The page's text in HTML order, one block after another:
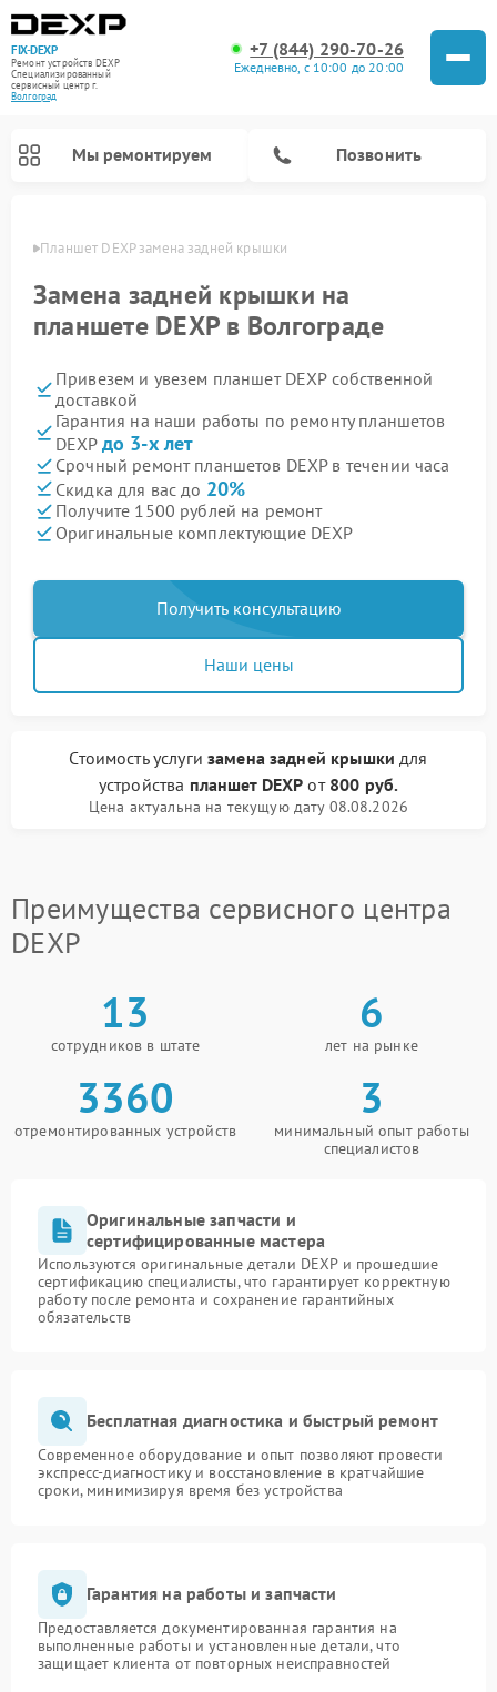
FIX-DEXP
Ремонт устройств DEXP
Специализированный
cервисный центр г.
Волгоград
+7 (844) 290-70-26
Ежедневно, с 10:00 до 20:00
Мы ремонтируем Позвонить
Планшет DEXP замена задней крышки
Замена задней крышки на
планшете DEXP в Волгограде
Привезем и увезем планшет DEXP собственной
доставкой
Гарантия на наши работы по ремонту планшетов
DEXP до 3-х лет
Срочный ремонт планшетов DEXP в течении часа
Скидка для вас до 20%
Получите 1500 рублей на ремонт
Оригинальные комплектующие DEXP
Получить консультацию
Наши цены
Стоимость услуги замена задней крышки для
устройства планшет DEXP от 800 руб.
Цена актуальна на текущую дату 08.08.2026
Преимущества сервисного центра
DEXP
13
сотрудников в штате
6
лет на рынке
3360
отремонтированных устройств
3
минимальный опыт работы
специалистов
Оригинальные запчасти и
сертифицированные мастера
Используются оригинальные детали DEXP и прошедшие
сертификацию специалисты, что гарантирует корректную
работу после ремонта и сохранение гарантийных
обязательств
Бесплатная диагностика и быстрый ремонт
Современное оборудование и опыт позволяют провести
экспресс-диагностику и восстановление в кратчайшие
сроки, минимизируя время без устройства
Гарантия на работы и запчасти
Предоставляется документированная гарантия на
выполненные работы и установленные детали, что
защищает клиента от повторных неисправностей